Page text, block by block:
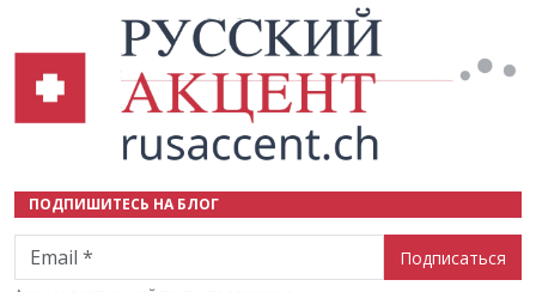
ПОДПИШИТЕСЬ НА БЛОГ
Email